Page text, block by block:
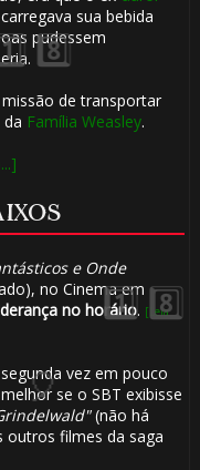
sua bebida
pudessem
de transportar
Família Weasley.
e Onde
no Cinema em
no horário. [Leia
vez em pouco
se o SBT exibisse
(não há
filmes da saga